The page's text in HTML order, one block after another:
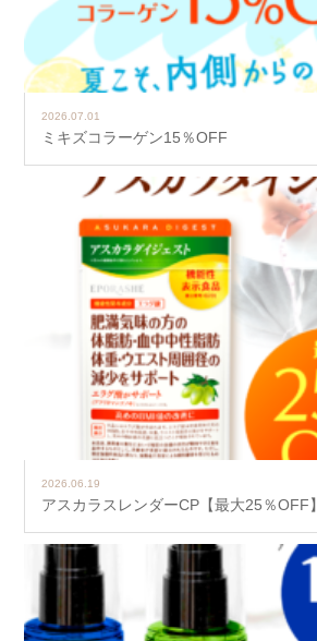
2026.07.01
ミキズコラーゲン15％OFF
2026.06.19
アスカラスレンダーCP【最大25％OFF】